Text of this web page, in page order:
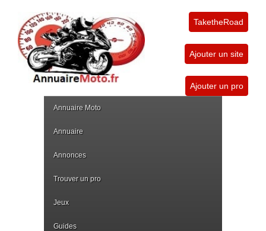
TaketheRoad
Ajouter un site
Ajouter un pro
Annuaire Moto
Annuaire
Annonces
Trouver un pro
Jeux
Guides